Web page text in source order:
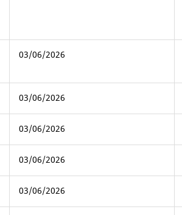
03/06/2026
03/06/2026
03/06/2026
03/06/2026
03/06/2026